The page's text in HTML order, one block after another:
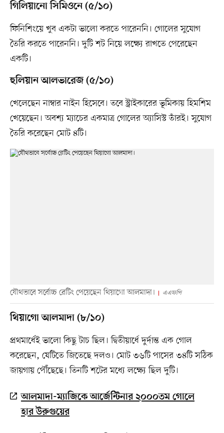
গিলিয়ানো সিমিওনে (৫/১০)
ফিনিশিংয়ে খুব একটা ভালো করতে পারেননি। গোলের সুযোগ
তৈরি করতে পারেননি। দুটি শট নিয়ে লক্ষ্যে রাখতে পেরেছেন
একটি।
হুলিয়ান আলভারেজ (৫/১০)
খেলেছেন নাম্বার নাইন হিসেবে। তবে স্ট্রাইকারের ভূমিকায় হিমশিম
খেয়েছেন। অবশ্য ম্যাচের একমাত্র গোলের অ্যাসিস্ট তাঁরই। সুযোগ
তৈরি করেছেন মোট ৪টি।
যৌথভাবে সর্বোচ্চ রেটিং পেয়েছেন থিয়াগো আলমাদা। এএফপি
থিয়াগো আলমাদা (৮/১০)
প্রথমার্ধেই ভালো কিছু টাচ ছিল। দ্বিতীয়ার্ধে দুর্দান্ত এক গোল
করেছেন, যেটিতে জিতেছে দলও। মোট ৩৬টি পাসের ৩৪টি সঠিক
জায়গায় পৌঁছেছে। তিনটি শটের মধ্যে লক্ষ্যে ছিল দুটি।
আলমাদা-ম্যাজিকে আর্জেন্টিনার ২০০০তম গোলে
হার উরুগুয়ের